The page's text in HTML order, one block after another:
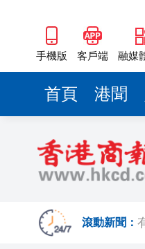
手機版 客戶端 融媒
首頁 港聞
滾動新聞：